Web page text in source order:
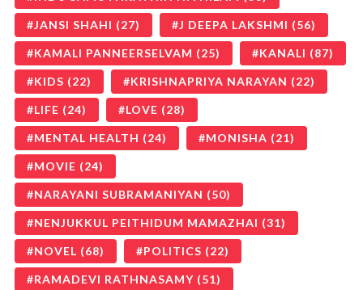
JANSI SHAHI (27) J DEEPA LAKSHMI (56)
KAMALI PANNEERSELVAM (25) KANALI (87)
KIDS (22) KRISHNAPRIYA NARAYAN (22)
LIFE (24) LOVE (28)
MENTAL HEALTH (24) MONISHA (21)
MOVIE (24)
NARAYANI SUBRAMANIYAN (50)
NENJUKKUL PEITHIDUM MAMAZHAI (31)
NOVEL (68) POLITICS (22)
RAMADEVI RATHNASAMY (51)